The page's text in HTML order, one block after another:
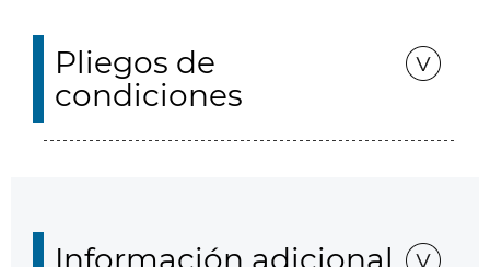
Pliegos de
condiciones
Información adicional